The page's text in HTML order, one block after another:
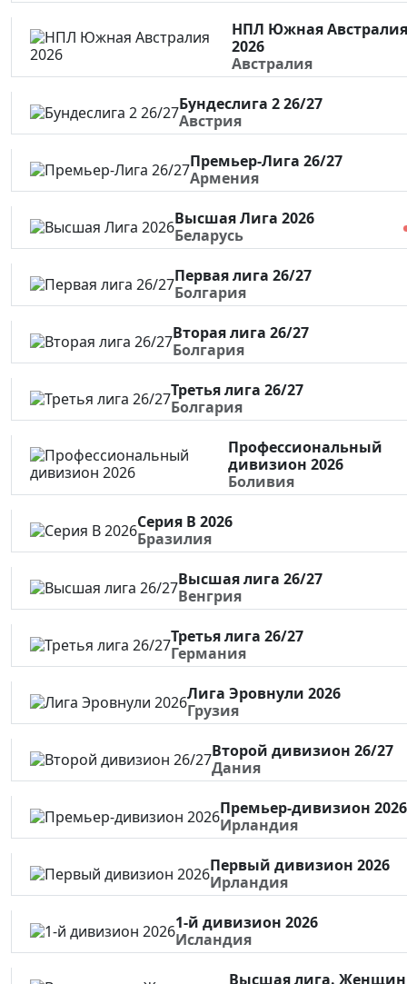
НПЛ Южная
2026
Австралия
Бундеслига 2 26/27
Австрия
Премьер-Лига 26/27
Армения
Высшая Лига 2026
Беларусь
Первая лига 26/27
Болгария
Вторая лига 26/27
Болгария
Третья лига 26/27
Болгария
Профессиональный
дивизион 2026
Боливия
Серия В 2026
Бразилия
Высшая лига 26/27
Венгрия
Третья лига 26/27
Германия
Лига Эровнули 2026
Грузия
Второй дивизион 26/27
Дания
Премьер-дивизион 2026
Ирландия
Первый дивизион 2026
Ирландия
1-й дивизион 2026
Исландия
Высшая лига.